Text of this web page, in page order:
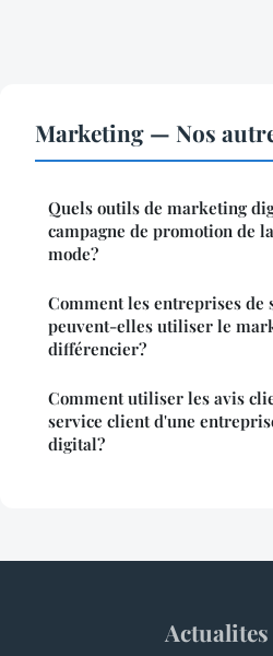
Marketing — Nos
Quels outils de marketing
campagne de promotion de
mode?
Comment les entreprises de
peuvent-elles utiliser le
différencier?
Comment utiliser les avis
service client d'une
digital?
Actualites